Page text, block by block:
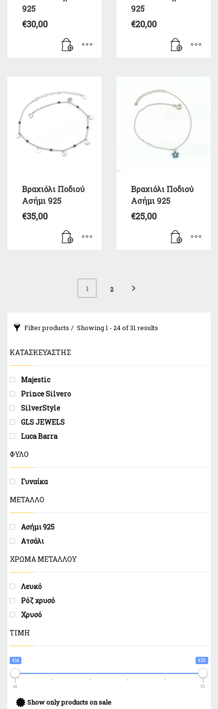
925
€30,00
925
€20,00
Βραχιόλι Ποδιού
Ασήμι 925
€35,00
Βραχιόλι Ποδιού
Ασήμι 925
€25,00
1 2
Filter products Showing 1 - 24 of 31 results
ΚΑΤΑΣΚΕΥΑΣΤΉΣ
Majestic
Prince Silvero
SilverStyle
GLS JEWELS
Luca Barra
ΦΥΛΟ
Γυναίκα
ΜΕΤΑΛΛΟ
Ασήμι 925
Ατσάλι
ΧΡΩΜΑ ΜΕΤΑΛΛΟΥ
Λευκό
Ρόζ χρυσό
Χρυσό
ΤΙΜΗ
€14 €35
14 35
Show only products on sale